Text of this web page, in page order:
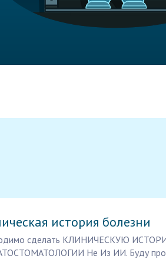
история болезни
сделать КЛИНИЧЕСКУЮ
Не Из ИИ. Буду